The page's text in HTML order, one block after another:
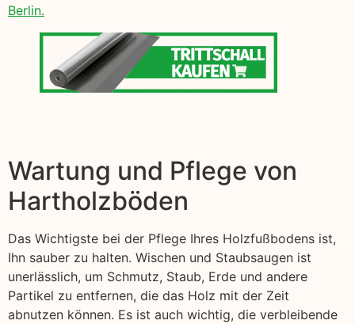
Berlin.
Wartung und Pflege von
Hartholzböden
Das Wichtigste bei der Pflege Ihres Holzfußbodens ist,
Ihn sauber zu halten. Wischen und Staubsaugen ist
unerlässlich, um Schmutz, Staub, Erde und andere
Partikel zu entfernen, die das Holz mit der Zeit
abnutzen können. Es ist auch wichtig, die verbleibende